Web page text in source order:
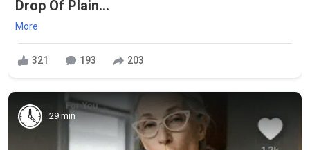
Drop Of Plain...
More
321 193 203
29 min